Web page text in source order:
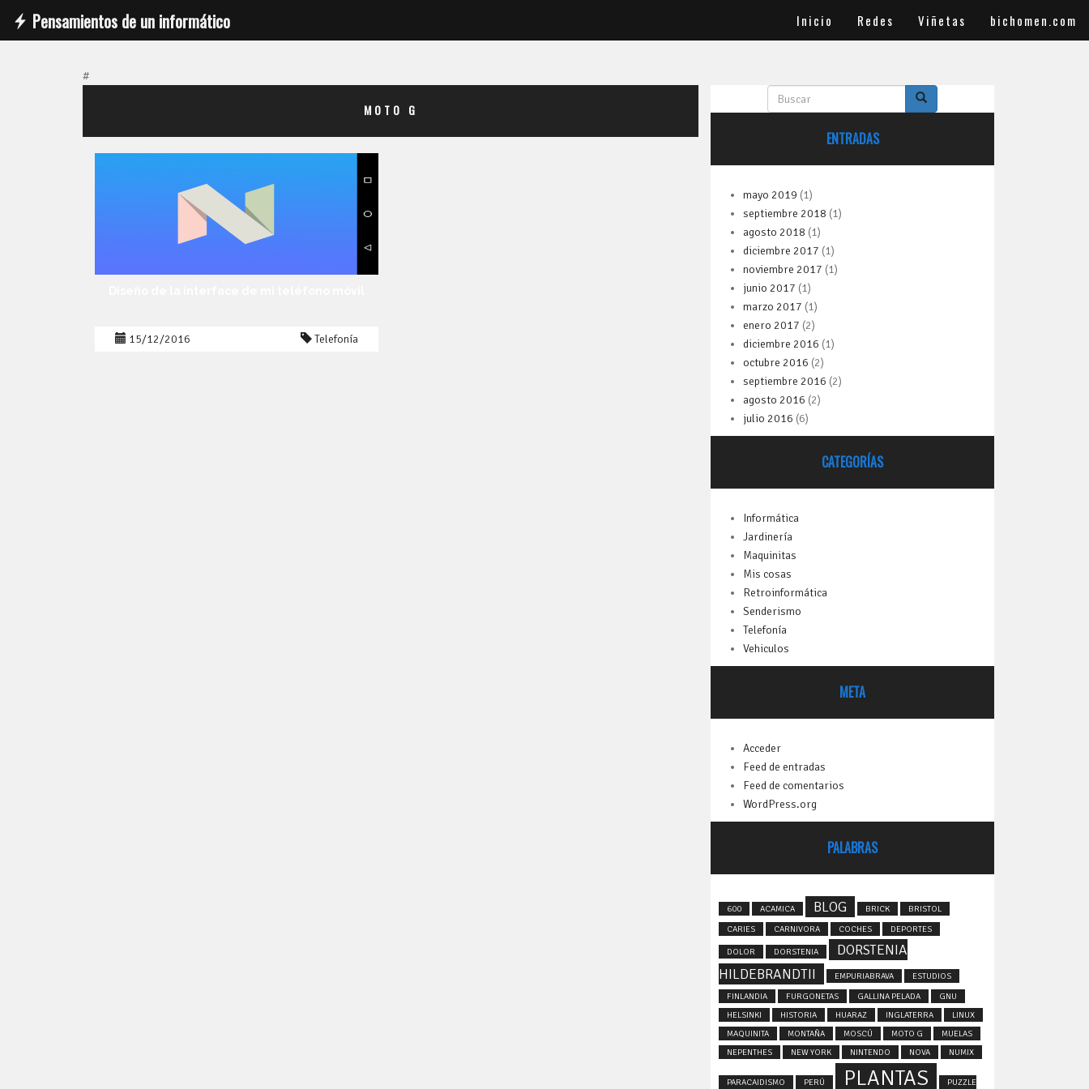
Pensamientos de un informático Inicio Redes Viñetas bichomen.com
#
MOTO G
15/12/2016 Telefonía
u
a
ENTRADAS
mayo 2019 (1)
septiembre 2018 (1)
agosto 2018 (1)
diciembre 2017 (1)
noviembre 2017 (1)
junio 2017 (1)
marzo 2017 (1)
enero 2017 (2)
diciembre 2016 (1)
octubre 2016 (2)
septiembre 2016 (2)
agosto 2016 (2)
julio 2016 (6)
CATEGORÍAS
Informática
Jardinería
Maquinitas
Mis cosas
Retroinformática
Senderismo
Telefonía
Vehiculos
META
Acceder
Feed de entradas
Feed de comentarios
WordPress.org
PALABRAS
600 ACAMICA BLOG BRICK
BRISTOL
CARIES
CARNIVORA COCHES DEPORTES
DOLOR DORSTENIA
DORSTENIA
HILDEBRANDTII
EMPURIABRAVA
ESTUDIOS
FINLANDIA
FURGONETAS GALLINA PELADA
GNU
HELSINKI
HISTORIA HUARAZ INGLATERRA
LINUX
MAQUINITA
MONTAÑA MOSCÚ MOTO G
MUELAS
NEPENTHES
NEW YORK NINTENDO NOVA NUMIX
PARACAIDISMO PERÚ PLANTAS PUZZLE